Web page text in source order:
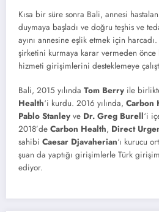
Kısa bir süre sonra Bali, annesi
duymaya başladı ve doğru teşhis ve
ayını annesine eşlik etmek için
şirketini kurmaya karar vermeden önce
hizmeti girişimlerini desteklemeye
Bali, 2015 yılında Tom Berry ile
Health‘i kurdu. 2016 yılında, Carbon
Pablo Stanley ve Dr. Greg Burell‘i
2018’de Carbon Health, Direct
sahibi Caesar Djavaherian‘ı kurucu
şuan da yaptığı girişimlerle Türk
ediyor.